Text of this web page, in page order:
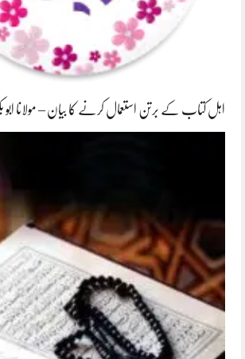
اہل کتاب کے برتن استعمال کرنے کا بیان – مولانا ابو